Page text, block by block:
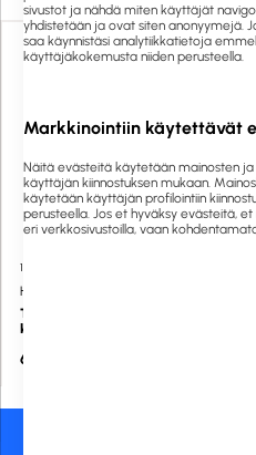
1060874
HETI
Tahraton spray 750ml
käyttövalmis tahranpoistoaine
6,74 €
sivustot ja nähdä miten käyttäjät
yhdistetään ja ovat siten anonyymejä.
saa käynnistäsi analytiikkatietoja
käyttäjäkokemusta niiden perusteella.
Markkinointiin käytettävät
Näitä evästeitä käytetään mainosten
käyttäjän kiinnostuksen mukaan.
käytetään käyttäjän profilointiin
perusteella. Jos et hyväksy evästeitä,
eri verkkosivustoilla, vaan